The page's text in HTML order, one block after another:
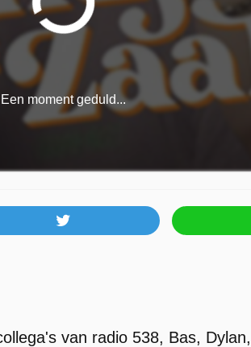
Een moment geduld...
van radio 538, Bas,